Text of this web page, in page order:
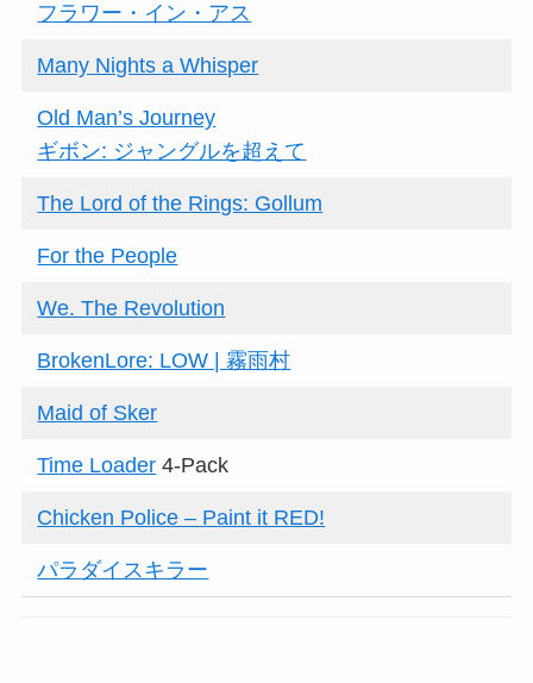
フラワー・イン・アス
Many Nights a Whisper
Old Man’s Journey
ギボン: ジャングルを超えて
The Lord of the Rings: Gollum
For the People
We. The Revolution
BrokenLore: LOW | 霧雨村
Maid of Sker
Time Loader 4-Pack
Chicken Police – Paint it RED!
パラダイスキラー